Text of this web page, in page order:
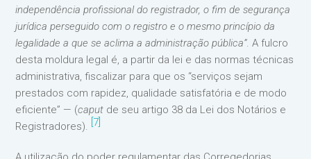
independência profissional do registrador, o fim de segurança
jurídica perseguido com o registro e o mesmo princípio da
legalidade a que se aclima a administração pública”. A fulcro
desta moldura legal é, a partir da lei e das normas técnicas
administrativa, fiscalizar para que os “serviços sejam
prestados com rapidez, qualidade satisfatória e de modo
eficiente” — (caput de seu artigo 38 da Lei dos Notários e
Registradores). [7]